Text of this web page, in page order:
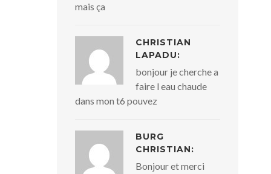
mais ça
CHRISTIAN
LAPADU:
bonjour je cherche a
faire l eau chaude
dans mon t6 pouvez
BURG
CHRISTIAN:
Bonjour et merci